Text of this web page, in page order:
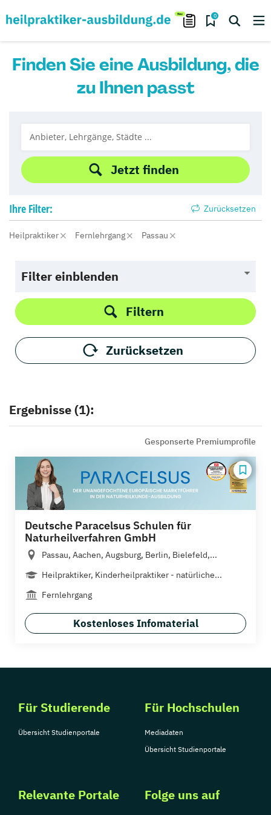
0
Finden Sie eine Ausbildung, die
zu Ihnen passt
Jetzt finden
Ihre Filter: Zurücksetzen
Heilpraktiker Fernlehrgang Passau
Filter einblenden
Filtern
Zurücksetzen
Ergebnisse (1):
Gesponserte Premiumprofile
Deutsche Paracelsus Schulen für
Naturheilverfahren GmbH
Passau, Aachen, Augsburg, Berlin, Bielefeld,...
Heilpraktiker, Kinderheilpraktiker - natürliche...
Fernlehrgang
Kostenloses Infomaterial
Für Studierende
Übersicht Studienportale
Für Hochschulen
Mediadaten
Übersicht Studienportale
Relevante Portale Folge uns auf